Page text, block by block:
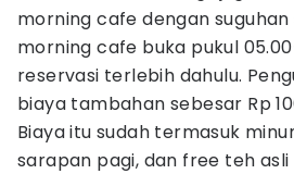
morning cafe dengan suguhan
morning cafe buka pukul
reservasi terlebih dahulu.
biaya tambahan sebesar Rp
Biaya itu sudah termasuk
sarapan pagi, dan free teh asli